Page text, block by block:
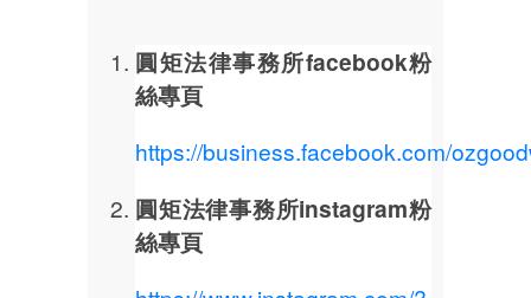
圓矩法律事務所facebook粉
絲專頁
https://business.facebook.com/
圓矩法律事務所instagram粉
絲專頁